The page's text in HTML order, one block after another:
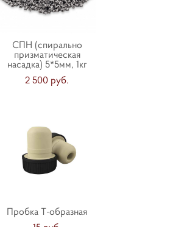
СПН (спирально
призматическая
насадка) 5*5мм, 1кг
2 500 pуб.
Пробка Т-образная